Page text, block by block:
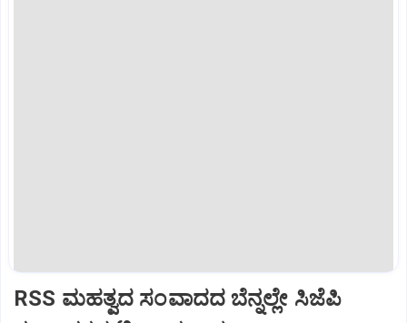
RSS ಮಹತ್ವದ ಸಂವಾದದ ಬೆನ್ನಲ್ಲೇ ಸಿಜೆಪಿ